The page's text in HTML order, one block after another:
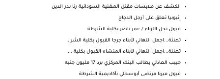
الكشف عن ملابسات مقتل المغنية السودانية رنا بدر الدين
إثيوبيا تعلق على أرجل الدجاج
قبول نجل اللواء / عمر ناصر بكلية الشرطة
تهنئة...اجمل التهاني لأبناء جرجا القبول بكلية الشر...
تهنئة...اجمل التهاني لأبناء المنشاه القبول بكلية ...
حبيب العادلي يطالب البنك المركزي برد 17 مليون جنيه
قبول ميرنا مرتضى أبوسحلي بأكاديمية الشرطة